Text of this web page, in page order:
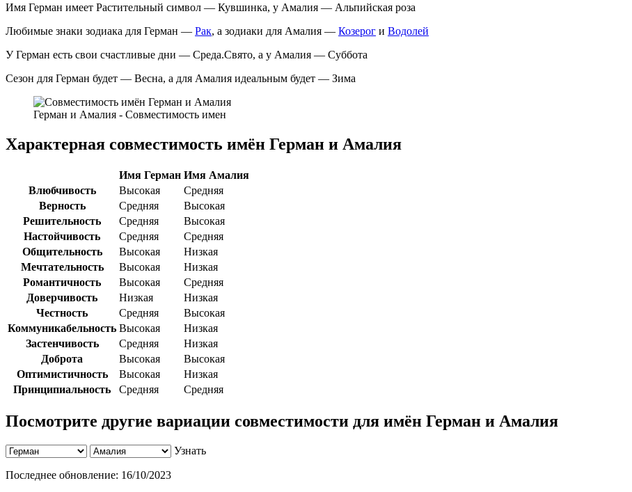
Имя Герман имеет Растительный символ — Кувшинка, у Амалия — Альпийская роза
Любимые знаки зодиака для Герман — Рак, а зодиаки для Амалия — Козерог и Водолей
У Герман есть свои счастливые дни — Среда.Свято, а у Амалия — Суббота
Сезон для Герман будет — Весна, а для Амалия идеальным будет — Зима
Герман и Амалия - Совместимость имен
Характерная совместимость имён Герман и Амалия
Имя Герман Имя Амалия
Влюбчивость
Высокая
Средняя
Верность
Средняя
Высокая
Решительность
Средняя
Высокая
Настойчивость
Средняя
Средняя
Общительность
Высокая
Низкая
Мечтательность
Высокая
Низкая
Романтичность
Высокая
Средняя
Доверчивость
Низкая
Низкая
Честность
Средняя
Высокая
Коммуникабельность Высокая
Низкая
Застенчивость
Средняя
Низкая
Доброта
Высокая
Высокая
Оптимистичность
Высокая
Низкая
Принципиальность
Средняя Средняя
Посмотрите другие вариации совместимости для имён Герман и Амалия
Узнать
Последнее обновление: 16/10/2023